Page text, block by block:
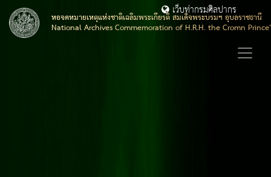
หอจดหมายเหตุแห่งชาติเฉลิมพระเกียรติ สมเด็จพระบรมฯ อุบลราชธานี
National Archives Commemoration of H.R.H. the Cromn
เว็บท่ากรมศิลปากร